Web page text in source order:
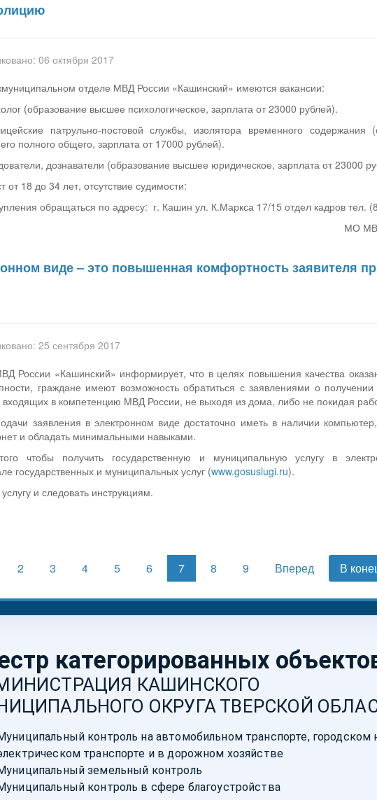
06 октября 2017
отделе МВД России «Кашинский» имеются вакансии:
(образование высшее психологическое, зарплата от 23000 рублей).
патрульно-постовой службы, изолятора временного содержания
полного общего, зарплата от 17000 рублей).
дознаватели (образование высшее юридическое, зарплата от 23000
18 до 34 лет, отсутствие судимости:
обращаться по адресу: г. Кашин ул. К.Маркса 17/15 отдел кадров тел.
МО
виде – это повышенная комфортность заявителя
25 сентября 2017
России «Кашинский» информирует, что в целях повышения качества
граждане имеют возможность обратиться с заявлениями о получении
входящих в компетенцию МВД России, не выходя из дома, либо не покидая
заявления в электронном виде достаточно иметь в наличии
и обладать минимальными навыками.
чтобы получить государственную и муниципальную услугу в
государственных и муниципальных услуг (www.gosuslugi.ru).
и следовать инструкциям.
2 3 4 5 6 7 8 9 Вперед В